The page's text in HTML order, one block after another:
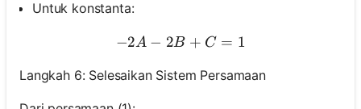
Ajukan
Untuk konstanta:
-2 A-2 B+C=1
−2A − 2B + C = 1
Langkah 6: Selesaikan Sistem Persamaan